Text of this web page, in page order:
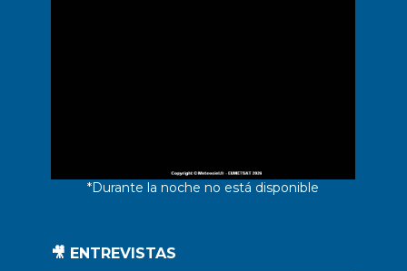
*Durante la noche no está disponible
🎥 ENTREVISTAS